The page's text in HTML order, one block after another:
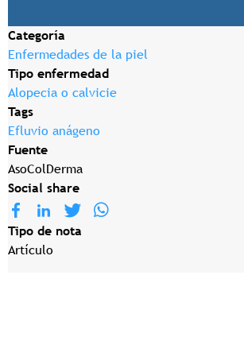
Categoría
Enfermedades de la piel
Tipo enfermedad
Alopecia o calvicie
Tags
Efluvio anágeno
Fuente
AsoColDerma
Social share
Tipo de nota
Artículo